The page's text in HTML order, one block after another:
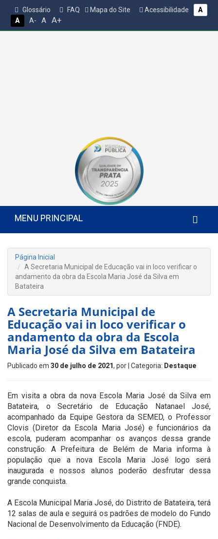
Glossário FAQ Mapa do Site Acessibilidade
A
A
A- A A+
MENU PRINCIPAL
Página Inicial
A Secretaria Municipal de Educação vai in loco verificar o
andamento da obra da Escola Maria José da Silva em
Batateira
A Secretaria Municipal de
Educação vai in loco verificar o
andamento da obra da Escola
Maria José da Silva em Batateira
Publicado em 30 de julho de 2021, por | Categoria: Destaque
Em visita a obra da nova Escola Maria José da Silva em
Batateira, o Secretário de Educação Natanael José,
acompanhado da Equipe Gestora da SEMED, o Professor
Clovis (Diretor da Escola Maria José) e funcionários da
escola, puderam acompanhar os avanços dessa grande
construção. A Prefeitura de Belém de Maria informa à
população que a nova Escola Maria José logo será
inaugurada e nossos alunos poderão desfrutar dessa
grande conquista.
A Escola Municipal Maria José, do Distrito de Batateira, terá
12 salas de aula e seguirá os padrões de modelo do Fundo
Nacional de Desenvolvimento da Educação (FNDE).